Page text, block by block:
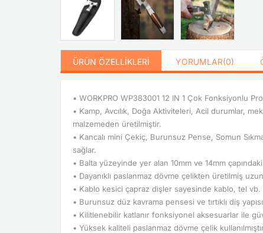
ÜRÜN ÖZELLIKLERI YORUMLAR(0)
• WORKPRO WP383001 12 IN 1 Çok Fonksiyonlu
• Kamp, Avcılık, Doğa Aktiviteleri, Acil durumlar,
malzemeden üretilmiştir.
• Kancalı mini Çekiç, Burunsuz Pense, Somun
sağlar.
• Balta yüzeyinde yer alan 10mm ve 14mm
• Dayanıklı paslanmaz dövme çelikten üretilmiş
• Kablo kesici çapraz dişler sayesinde kablo, tel vb.
• Burunsuz düz kavrama pensesi ve tırtıklı diş
• Kilitlenebilir katlanır fonksiyonel aksesuarlar ile
• Yüksek kaliteli paslanmaz dövme çelik